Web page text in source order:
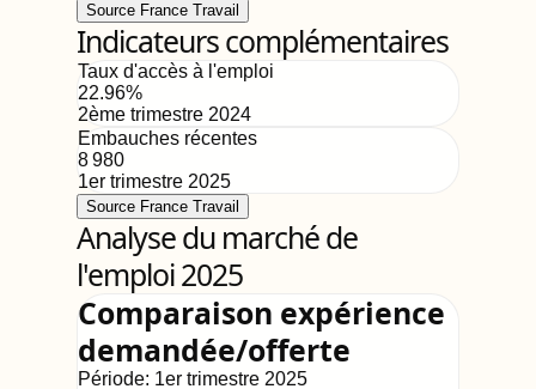
Source France Travail
Indicateurs complémentaires
Taux d'accès à l'emploi
22.96%
2ème trimestre 2024
Embauches récentes
8 980
1er trimestre 2025
Source France Travail
Analyse du marché de
l'emploi 2025
Comparaison expérience
demandée/offerte
Période: 1er trimestre 2025